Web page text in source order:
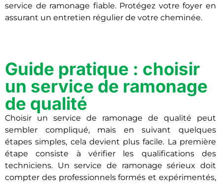
service de ramonage fiable. Protégez votre foyer en
assurant un entretien régulier de votre cheminée.
Guide pratique : choisir
un service de ramonage
de qualité
Choisir un service de ramonage de qualité peut
sembler compliqué, mais en suivant quelques
étapes simples, cela devient plus facile. La première
étape consiste à vérifier les qualifications des
techniciens. Un service de ramonage sérieux doit
compter des professionnels formés et expérimentés,